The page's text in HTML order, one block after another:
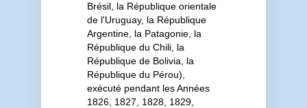
Brésil, la République orientale
de l'Uruguay, la République
Argentine, la Patagonie, la
République du Chili, la
République de Bolivia, la
République du Pérou),
exécuté pendant les Années
1826, 1827, 1828, 1829,